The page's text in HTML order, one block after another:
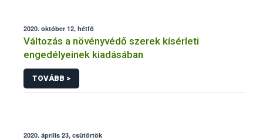
2020. október 12, hétfő
Változás a növényvédő szerek kísérleti
engedélyeinek kiadásában
TOVÁBB >
2020. április 23, csütörtök